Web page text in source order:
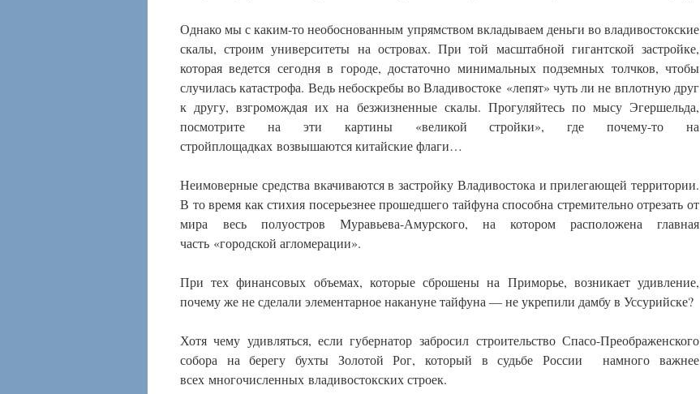
Однако мы с каким-то необоснованным упрямством вкладываем деньги во владивостокские
скалы, строим университеты на островах. При той масштабной гигантской застройке,
которая ведется сегодня в городе, достаточно минимальных подземных толчков, чтобы
случилась катастрофа. Ведь небоскребы во Владивостоке «лепят» чуть ли не вплотную друг
к другу, взгромождая их на безжизненные скалы. Прогуляйтесь по мысу Эгершельда,
посмотрите на эти картины «великой стройки», где почему-то на
стройплощадках возвышаются китайские флаги…
Неимоверные средства вкачиваются в застройку Владивостока и прилегающей территории.
В то время как стихия посерьезнее прошедшего тайфуна способна стремительно отрезать от
мира весь полуостров Муравьева-Амурского, на котором расположена главная
часть «городской агломерации».
При тех финансовых объемах, которые сброшены на Приморье, возникает удивление,
почему же не сделали элементарное накануне тайфуна — не укрепили дамбу в Уссурийске?
Хотя чему удивляться, если губернатор забросил строительство Спасо-Преображенского
собора на берегу бухты Золотой Рог, который в судьбе России намного важнее
всех многочисленных владивостокских строек.